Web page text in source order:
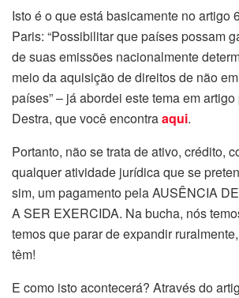
Isto é o que está basicamente no artigo
Paris: “Possibilitar que países possam
de suas emissões nacionalmente
meio da aquisição de direitos de não
países” – já abordei este tema em
Destra, que você encontraaqui.
Portanto, não se trata de ativo, crédito,
qualquer atividade jurídica que se
sim, um pagamento pela AUSÊNCIA
A SER EXERCIDA. Na bucha, nós
temos que parar de expandir
têm!
E como isto acontecerá? Através do